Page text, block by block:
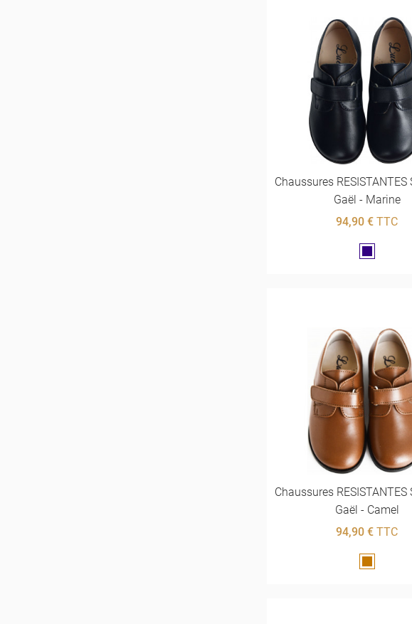
Chaussures RESISTANTES
Gaël - Marine
94,90 € TTC
Marine
Chaussures RESISTANTES
Gaël - Camel
94,90 € TTC
Marron